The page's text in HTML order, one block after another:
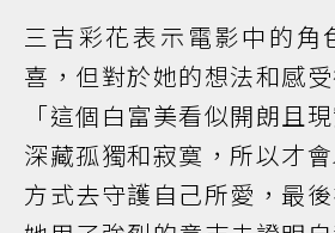
三吉彩花表示電影中的角
喜，但對於她的想法和感
「這個白富美看似開朗且
深藏孤獨和寂寞，所以才
方式去守護自己所愛，最